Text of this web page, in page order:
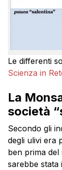
Le differenti
Scienza in
La
società
Secondo gli
degli ulivi era
ben prima
sarebbe stata